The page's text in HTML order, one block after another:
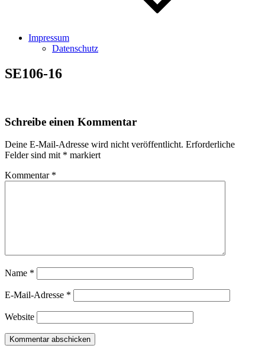
Impressum
Datenschutz
SE106-16
Schreibe einen Kommentar
Deine E-Mail-Adresse wird nicht veröffentlicht. Erforderliche
Felder sind mit * markiert
Kommentar *
Name *
E-Mail-Adresse *
Website